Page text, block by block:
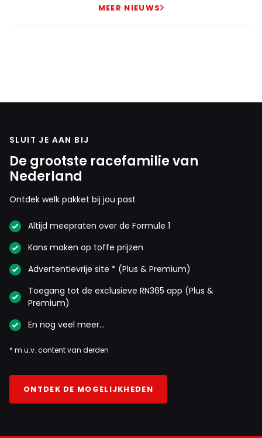
MEER NIEUWS
SLUIT JE AAN BIJ
De grootste racefamilie van
Nederland
Ontdek welk pakket bij jou past
Altijd meepraten over de Formule 1
Kans maken op toffe prijzen
Advertentievrije site * (Plus & Premium)
Toegang tot de exclusieve RN365 app (Plus &
Premium)
En nog veel meer…
* m.u.v. content van derden
ONTDEK DE MOGELIJKHEDEN